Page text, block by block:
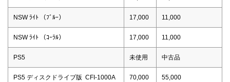
NSW ﾗｲﾄ （ﾌﾞﾙｰ） 17,000 11,000
NSW ﾗｲﾄ （ｺｰﾗﾙ） 17,000 11,000
PS5 未使用 中古品
PS5 ディスクドライブ版 CFI-1000A
70,000 55,000